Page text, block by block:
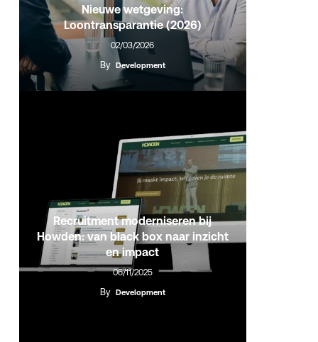
Nieuwe wetgeving:
Loontransparantie (2026)
02/03/2026
By Development
Recruitment moderniseren bij
Howden: van black box naar inzicht
en impact
06/11/2025
By Development